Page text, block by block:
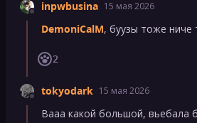
inpwbusina 15 мая 2026
DemoniCalM, буузы тоже ниче
2
tokyodark 15 мая 2026
Вааа какой большой, вьебала